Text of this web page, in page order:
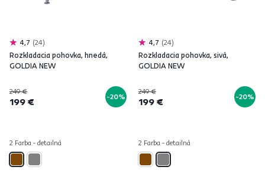
4,7 24
Rozkladacia pohovka, hnedá,
GOLDIA NEW
249 €
199 € -20%
2 Farba - detailná
4,7 24
Rozkladacia pohovka, sivá,
GOLDIA NEW
249 €
199 € -20%
2 Farba - detailná